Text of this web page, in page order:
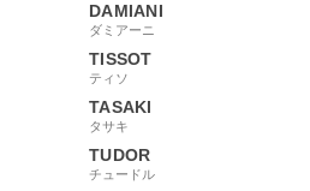
DAMIANI
ダミアーニ
TISSOT
ティソ
TASAKI
タサキ
TUDOR
チュードル